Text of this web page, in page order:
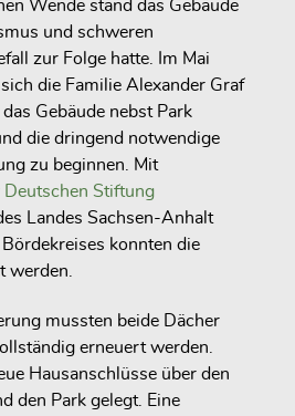
Wende stand das Gebäude
und schweren
zur Folge hatte. Im Mai
die Familie Alexander Graf
Gebäude nebst Park
die dringend notwendige
zu beginnen. Mit
Deutschen Stiftung
Landes Sachsen-Anhalt
konnten die
werden.
mussten beide Dächer
erneuert werden.
Hausanschlüsse über den
den Park gelegt. Eine